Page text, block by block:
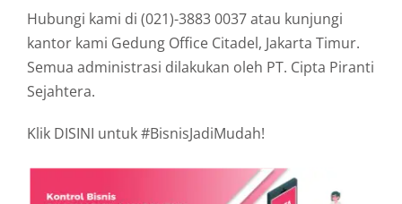
Hubungi kami di (021)-3883 0037 atau kunjungi
kantor kami Gedung Office Citadel, Jakarta Timur.
Semua administrasi dilakukan oleh PT. Cipta Piranti
Sejahtera.
Klik DISINI untuk #BisnisJadiMudah!